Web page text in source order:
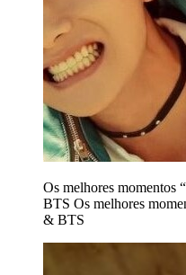
Os melhores momentos
BTS Os melhores
& BTS